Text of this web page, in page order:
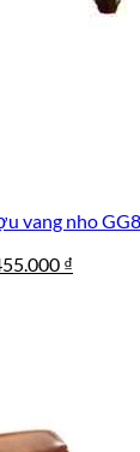
vang nho
₫